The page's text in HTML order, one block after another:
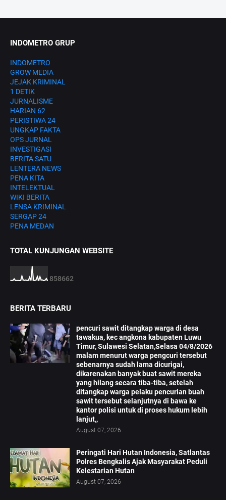
INDOMETRO GRUP
INDOMETRO
GROW MEDIA
JEJAK KRIMINAL
1 DETIK
JURNALISME
HARIAN 62
PERISTIWA 24
UNGKAP FAKTA
OPS JURNAL
INVESTIGASI
BERITA SATU
LENTERA NEWS
PENA KITA
INTELEKTUAL
WIKI BERITA
LENSA KRIMINAL
SERGAP 24
PENA MEDAN
TOTAL KUNJUNGAN WEBSITE
858662
BERITA TERBARU
pencuri sawit ditangkap warga di desa
tawakua, kec angkona kabupaten Luwu
Timur, Sulawesi Selatan,Selasa 04/8/2026
malam menurut warga pengcuri tersebut
sebenarnya sudah lama dicurigai,
dikarenakan banyak buat sawit mereka
yang hilang secara tiba-tiba, setelah
ditangkap warga pelaku pencurian buah
sawit tersebut selanjutnya di bawa ke
kantor polisi untuk di proses hukum lebih
lanjut,,
August 07, 2026
Peringati Hari Hutan Indonesia, Satlantas
Polres Bengkalis Ajak Masyarakat Peduli
Kelestarian Hutan
August 07, 2026